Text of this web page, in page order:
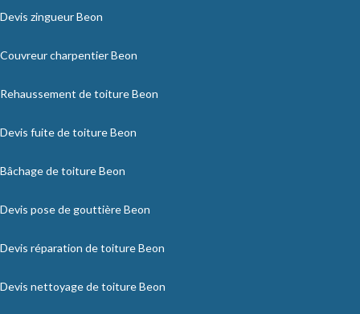
Devis zingueur Beon
Couvreur charpentier Beon
Rehaussement de toiture Beon
Devis fuite de toiture Beon
Bâchage de toiture Beon
Devis pose de gouttière Beon
Devis réparation de toiture Beon
Devis nettoyage de toiture Beon